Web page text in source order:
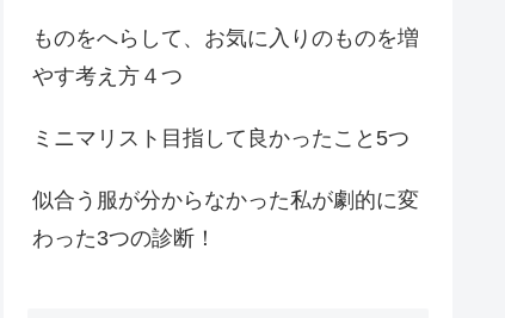
ものをへらして、お気に入りのものを増
やす考え方４つ
ミニマリスト目指して良かったこと5つ
似合う服が分からなかった私が劇的に変
わった3つの診断！